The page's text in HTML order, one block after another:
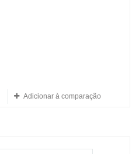
Adicionar à comparação